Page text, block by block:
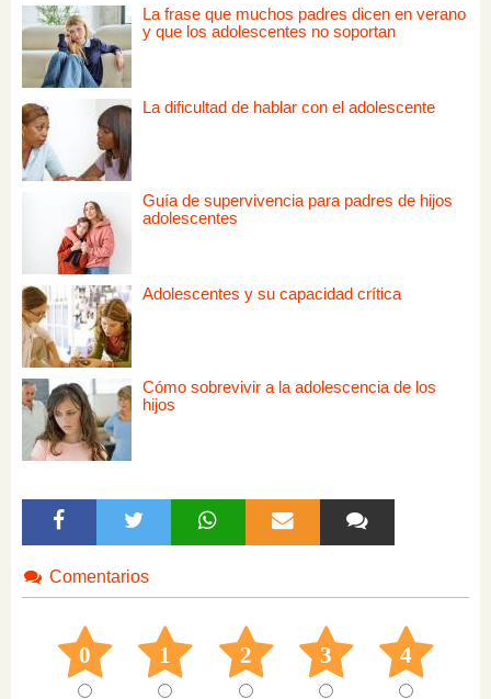
La frase que muchos padres dicen en verano
y que los adolescentes no soportan
La dificultad de hablar con el adolescente
Guía de supervivencia para padres de hijos
adolescentes
Adolescentes y su capacidad crítica
Cómo sobrevivir a la adolescencia de los
hijos
Comentarios
0 1 2 3 4